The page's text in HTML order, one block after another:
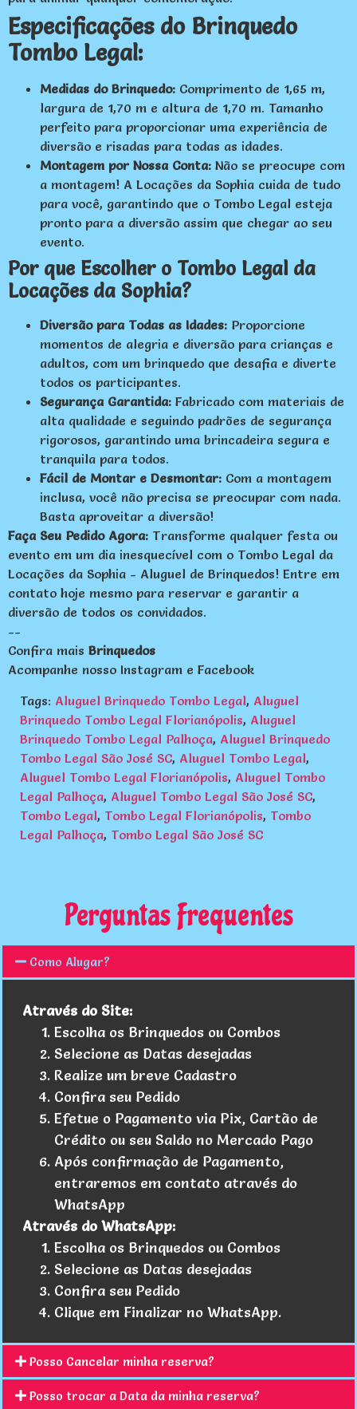
Especificações do Brinquedo
Tombo Legal:
Medidas do Brinquedo: Comprimento de 1,65 m,
largura de 1,70 m e altura de 1,70 m. Tamanho
perfeito para proporcionar uma experiência de
diversão e risadas para todas as idades.
Montagem por Nossa Conta: Não se preocupe com
a montagem! A Locações da Sophia cuida de tudo
para você, garantindo que o Tombo Legal esteja
pronto para a diversão assim que chegar ao seu
evento.
Por que Escolher o Tombo Legal da
Locações da Sophia?
Diversão para Todas as Idades: Proporcione
momentos de alegria e diversão para crianças e
adultos, com um brinquedo que desafia e diverte
todos os participantes.
Segurança Garantida: Fabricado com materiais de
alta qualidade e seguindo padrões de segurança
rigorosos, garantindo uma brincadeira segura e
tranquila para todos.
Fácil de Montar e Desmontar: Com a montagem
inclusa, você não precisa se preocupar com nada.
Basta aproveitar a diversão!
Faça Seu Pedido Agora: Transforme qualquer festa ou
evento em um dia inesquecível com o Tombo Legal da
Locações da Sophia - Aluguel de Brinquedos! Entre em
contato hoje mesmo para reservar e garantir a
diversão de todos os convidados.
--
Confira mais Brinquedos
Acompanhe nosso Instagram e Facebook
Tags: Aluguel Brinquedo Tombo Legal, Aluguel
Brinquedo Tombo Legal Florianópolis, Aluguel
Brinquedo Tombo Legal Palhoça, Aluguel Brinquedo
Tombo Legal São José SC, Aluguel Tombo Legal,
Aluguel Tombo Legal Florianópolis, Aluguel Tombo
Legal Palhoça, Aluguel Tombo Legal São José SC,
Tombo Legal, Tombo Legal Florianópolis, Tombo
Legal Palhoça, Tombo Legal São José SC
Perguntas Frequentes
Como Alugar?
Através do Site:
Escolha os Brinquedos ou Combos
Selecione as Datas desejadas
Realize um breve Cadastro
Confira seu Pedido
Efetue o Pagamento via Pix, Cartão de
Crédito ou seu Saldo no Mercado Pago
Após confirmação de Pagamento,
entraremos em contato através do
WhatsApp
Através do WhatsApp:
Escolha os Brinquedos ou Combos
Selecione as Datas desejadas
Confira seu Pedido
Clique em Finalizar no WhatsApp.
Posso Cancelar minha reserva?
Posso trocar a Data da minha reserva?